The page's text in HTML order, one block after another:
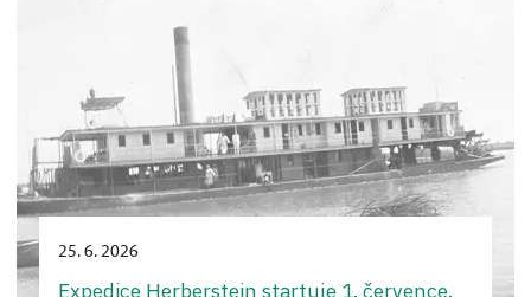
25. 6. 2026
Expedice Herberstein startuje 1. července.